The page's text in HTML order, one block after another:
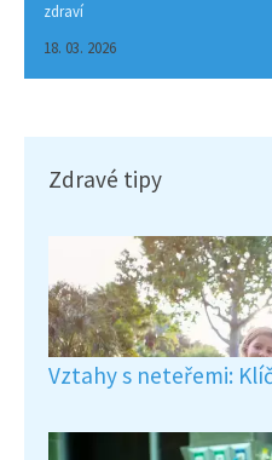
zdraví
18. 03. 2026
Zdravé tipy
Vztahy s neteřemi: